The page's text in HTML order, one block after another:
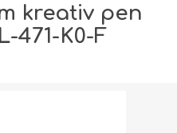
kreativ pen
471-K0-F